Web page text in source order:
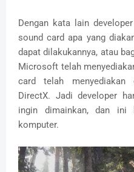
Dengan kata lain
sound card apa yang
dapat dilakukannya, atau
Microsoft telah
card telah menyediakan
DirectX. Jadi developer
ingin dimainkan, dan ini
komputer.